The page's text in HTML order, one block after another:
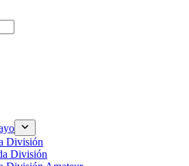
División
División